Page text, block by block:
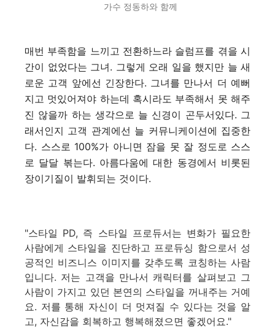
가수 정동하와 함께
매번 부족함을 느끼고 전환하느라 슬럼프를 겪을 시
간이 없었다는 그녀. 그렇게 오래 일을 했지만 늘 새
로운 고객 앞에선 긴장한다. 그녀를 만나서 더 예뻐
지고 멋있어져야 하는데 혹시라도 부족해서 못 해주
진 않을까 하는 생각으로 늘 신경이 곤두서있다. 그
래서인지 고객 관계에선 늘 커뮤니케이션에 집중한
다. 스스로 100%가 아니면 잠을 못 잘 정도로 스스
로 달달 볶는다. 아름다움에 대한 동경에서 비롯된
장이기질이 발휘되는 것이다.
"스타일 PD, 즉 스타일 프로듀서는 변화가 필요한
사람에게 스타일을 진단하고 프로듀싱 함으로서 성
공적인 비즈니스 이미지를 갖추도록 코칭하는 사람
입니다. 저는 고객을 만나서 캐릭터를 살펴보고 그
사람이 가지고 있던 본연의 스타일을 꺼내주는 거예
요. 저를 통해 자신이 더 멋져질 수 있다는 것을 알
고, 자신감을 회복하고 행복해졌으면 좋겠어요."